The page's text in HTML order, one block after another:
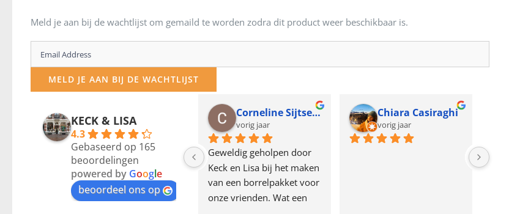
Meld je aan bij de wachtlijst om gemaild te worden zodra dit product weer beschikbaar is.
Enter
your
email
MELD JE AAN BIJ DE WACHTLIJST
KECK & LISA
4.3
Gebaseerd op 165
beoordelingen
powered by Google
beoordeel ons op
Utrecht
12 maanden geleden
Waarom in hemelsnaam
de woonwinkel op de
klippen  laten lopen? Waar
moeten nu de design
Corneline Sijtsema
vorig jaar
Geweldig geholpen door
Keck en Lisa bij het maken
van een borrelpakket voor
onze vrienden. Wat een
Chiara Casiraghi
vorig jaar